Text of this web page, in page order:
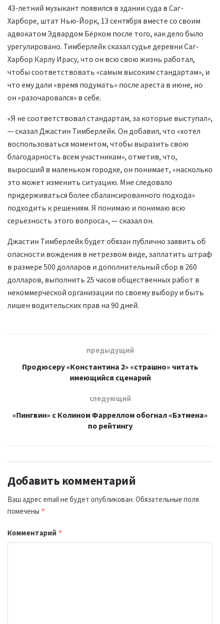
43-летний музыкант появился в здании суда в Саг-
Харборе, штат Нью-Йорк, 13 сентября вместе со своим
адвокатом Эдвардом Бёрком после того, как дело было
урегулировано. Тимберлейк сказал судье деревни Саг-
Харбор Карлу Ирасу, что он всю свою жизнь работал,
чтобы соответствовать «самым высоким стандартам», и
что ему дали «время подумать» после ареста в июне, но
он «разочаровался» в себе.
«Я не соответствовал стандартам, за которые выступал»,
— сказал Джастин Тимберлейк. Он добавил, что «хотел
воспользоваться моментом, чтобы выразить свою
благодарность всем участникам», отметив, что,
выросший в маленьком городке, он понимает, «насколько
это может изменить ситуацию. Мне следовало
придерживаться более сбалансированного подхода»
подходить к решениям. Я понимаю и понимаю всю
серьезность этого вопроса», — сказал он.
Джастин Тимберлейк будет обязан публично заявить об
опасности вождения в нетрезвом виде, заплатить штраф
в размере 500 долларов и дополнительный сбор в 260
долларов, выполнить 25 часов общественных работ в
некоммерческой организации по своему выбору и быть
лишен водительских прав на 90 дней.
предыдущий
Продюсеру «Константина 2» «страшно» читать
имеющийся сценарий
следующий
«Пингвин» с Колином Фарреллом обогнал «Бэтмена»
по рейтингу
Добавить комментарий
Ваш адрес email не будет опубликован. Обязательные поля
помечены *
Комментарий *